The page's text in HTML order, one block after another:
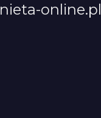
online.pl